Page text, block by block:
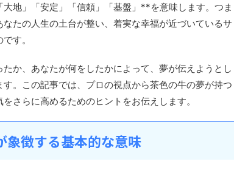
地」「安定」「信頼」「基盤」**を意味します。つま
たの人生の土台が整い、着実な幸福が近づいているサ
す。
か、あなたが何をしたかによって、夢が伝えようとし
。この記事では、プロの視点から茶色の牛の夢が持つ
さらに高めるためのヒントをお伝えします。
象徴する基本的な意味